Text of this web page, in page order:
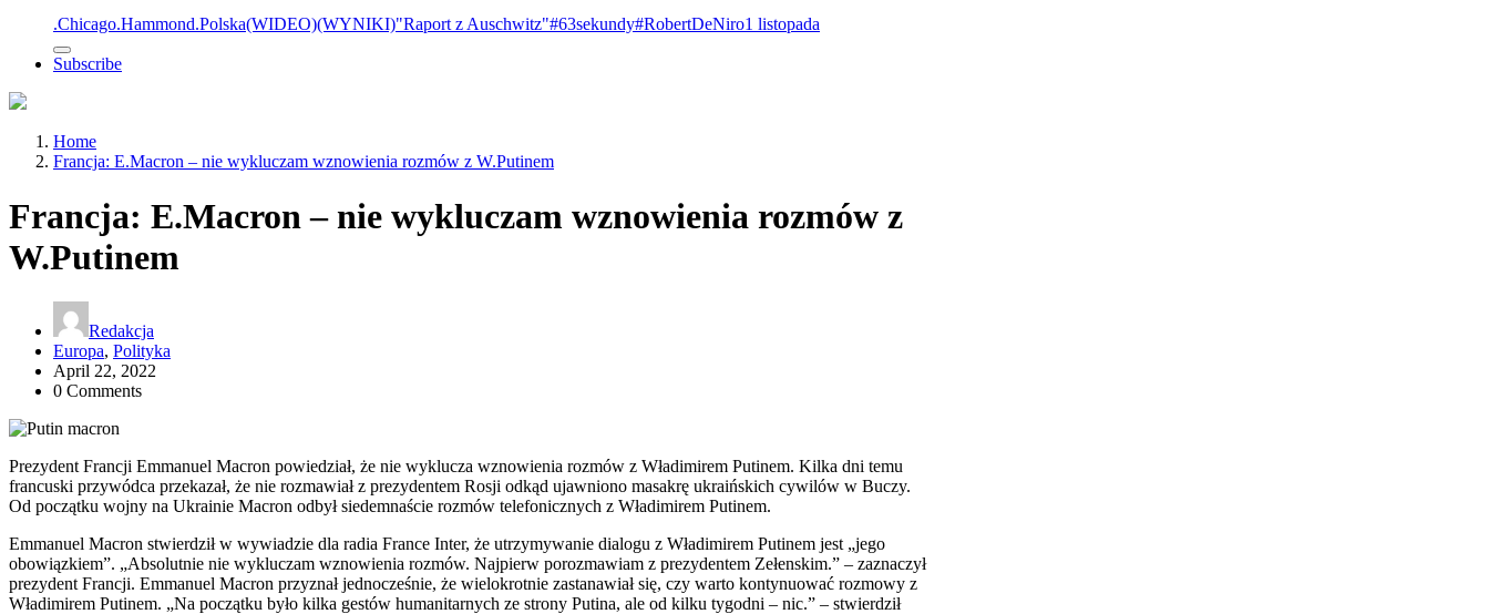
.Chicago.Hammond.Polska(WIDEO)(WYNIKI)"Raport z Auschwitz"#63sekundy#RobertDeNiro1 listopada
Subscribe
Home
Francja: E.Macron – nie wykluczam wznowienia rozmów z W.Putinem
Francja: E.Macron – nie wykluczam wznowienia rozmów z
W.Putinem
Redakcja
Europa, Polityka
April 22, 2022
0 Comments
Prezydent Francji Emmanuel Macron powiedział, że nie wyklucza wznowienia rozmów z Władimirem Putinem. Kilka dni temu
francuski przywódca przekazał, że nie rozmawiał z prezydentem Rosji odkąd ujawniono masakrę ukraińskich cywilów w Buczy.
Od początku wojny na Ukrainie Macron odbył siedemnaście rozmów telefonicznych z Władimirem Putinem.
Emmanuel Macron stwierdził w wywiadzie dla radia France Inter, że utrzymywanie dialogu z Władimirem Putinem jest „jego
obowiązkiem”. „Absolutnie nie wykluczam wznowienia rozmów. Najpierw porozmawiam z prezydentem Zełenskim.” – zaznaczył
prezydent Francji. Emmanuel Macron przyznał jednocześnie, że wielokrotnie zastanawiał się, czy warto kontynuować rozmowy z
Władimirem Putinem. „Na początku było kilka gestów humanitarnych ze strony Putina, ale od kilku tygodni – nic.” – stwierdził